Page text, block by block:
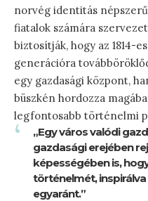
norvég identitás
fiatalok számára
biztosítják, hogy az 1814-
generációra
egy gazdasági központ,
büszkén hordozza
legfontosabb történelmi
„Egy város valódi
gazdasági erejében
képességében is,
történelmét,
egyaránt.”